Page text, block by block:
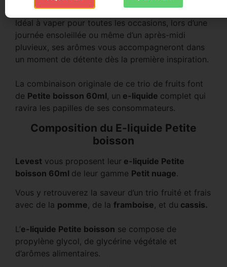
cigaretterafraîchissant.
Idéal à vaper pour toutes les occasions, lors d’une
journée ensoleillée ou même d’un après-midi
pluvieux, ses arômes vous accompagneront dans
un moment de détente dès la première inspiration.
La combinaison originale de ce trio de fruits font
de Petite boisson 60ml, un e-liquide complet qui
ravira les papilles de ses consommateurs.
Composition du E-liquide Petite
boisson
Levest vous proposent leur e-liquide Petite
boisson 60ml de leur gamme Petit nuage.
Vous y retrouverez la saveur d’un trio fruité et frais
avec de la pomme, de la framboise, et du cassis.
L’e-liquide Petite boisson se compose de
propylène glycol, de glycérine végétale et
d’arômes alimentaires.